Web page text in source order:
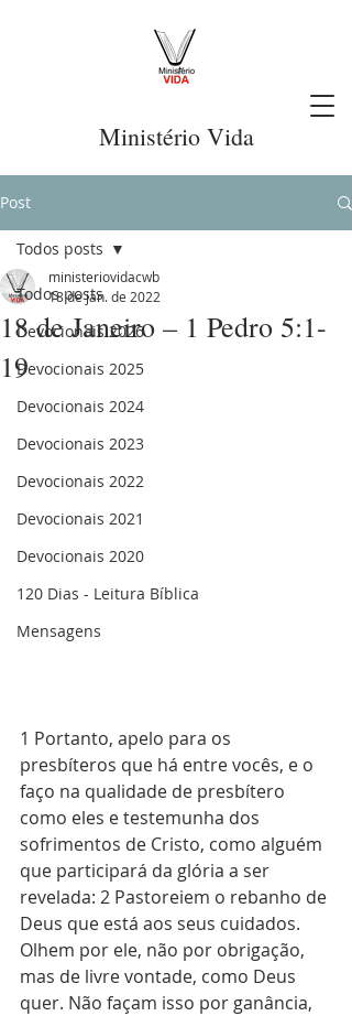
Ministério Vida
Post
Todos posts
Devocionais 2026
Devocionais 2025
Devocionais 2024
Devocionais 2023
Devocionais 2022
Devocionais 2021
Devocionais 2020
120 Dias - Leitura Bíblica
Mensagens
Todos posts
18 de Janeiro – 1 Pedro 5:1-
19
ministeriovidacwb
18 de jan. de 2022
1 Portanto, apelo para os
presbíteros que há entre vocês, e o
faço na qualidade de presbítero
como eles e testemunha dos
sofrimentos de Cristo, como alguém
que participará da glória a ser
revelada: 2 Pastoreiem o rebanho de
Deus que está aos seus cuidados.
Olhem por ele, não por obrigação,
mas de livre vontade, como Deus
quer. Não façam isso por ganância,